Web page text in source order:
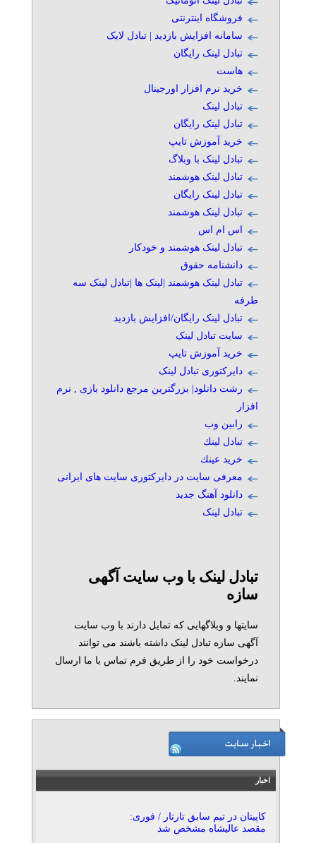
فروشگاه اینترنتی
سامانه افزایش بازدید | تبادل لایک
تبادل لینک رایگان
هاست
خرید نرم افزار اورجینال
تبادل لینک
تبادل لینک رایگان
خرید آموزش تایپ
تبادل لینک با وبلاگ
تبادل لینک هوشمند
تبادل لینک رایگان
تبادل لینک هوشمند
اس ام اس
تبادل لینک هوشمند و خودکار
دانشنامه حقوق
تبادل لینک هوشمند |لینک ها |تبادل لینک سه
طرفه
تبادل لینک رایگان/افزایش بازدید
سایت تبادل لینک
خرید آموزش تایپ
دایرکتوری تبادل لینک
رشت دانلود| بزرگترین مرجع دانلود بازی , نرم
افزار
رابین وب
تبادل لينك
خريد عينك
معرفی سایت در دایرکتوری سایت های ایرانی
دانلود آهنگ جدید
تبادل لینک
تبادل لینک با وب سایت آگهی
سازه
سایتها و وبلاگهایی که تمایل دارند با وب سایت
آگهی سازه تبادل لینک داشته باشند می توانند
درخواست خود را از طریق فرم تماس با ما ارسال
نمایند.
اخبار
کاپیتان در تیم سابق تارتار / فوری:
مقصد عالیشاه مشخص شد